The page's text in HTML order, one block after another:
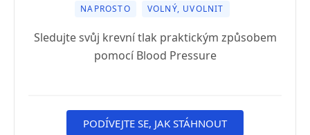
NAPROSTO VOLNÝ, UVOLNIT
Sledujte svůj krevní tlak praktickým způsobem
pomocí Blood Pressure
PODÍVEJTE SE, JAK STÁHNOUT